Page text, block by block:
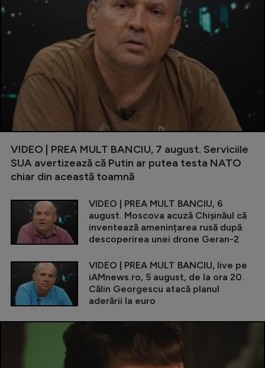
VIDEO | PREA MULT BANCIU, 7 august. Serviciile
SUA avertizează că Putin ar putea testa NATO
chiar din această toamnă
VIDEO | PREA MULT BANCIU, 6
august. Moscova acuză Chișinăul că
inventează amenințarea rusă după
descoperirea unei drone Geran-2
VIDEO | PREA MULT BANCIU, live pe
iAMnews.ro, 5 august, de la ora 20.
Călin Georgescu atacă planul
aderării la euro